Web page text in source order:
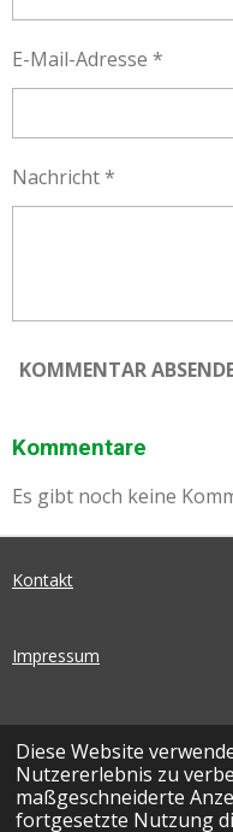
Diese Website
Nutzererlebnis zu
maßgeschneiderte
fortgesetzte Nutzung
E-Mail-Adresse *
Nachricht *
KOMMENTAR
Kommentare
Es gibt noch keine
Kontakt
Impressum
Datenschutz
I
N
F
A
© 2026 SEG Basketball |